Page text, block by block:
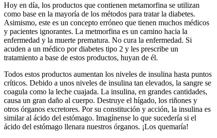
Hoy en día, los productos que contienen metamorfina se utilizan
como base en la mayoría de los métodos para tratar la diabetes.
Asimismo, este es un concepto erróneo que tienen muchos médicos
y pacientes ignorantes. La metmorfina es un camino hacia la
enfermedad y la muerte prematura. No cura la enfermedad. Si
acuden a un médico por diabetes tipo 2 y les prescribe un
tratamiento a base de estos productos, huyan de él.
Todos estos productos aumentan los niveles de insulina hasta puntos
críticos. Debido a unos niveles de insulina tan elevados, la sangre se
coagula como la leche cuajada. La insulina, en grandes cantidades,
causa un gran daño al cuerpo. Destruye el hígado, los riñones y
otros órganos excretores. Por su constitución y acción, la insulina es
similar al ácido del estómago. Imagínense lo que sucedería si el
ácido del estómago llenara nuestros órganos. ¡Los quemaría!